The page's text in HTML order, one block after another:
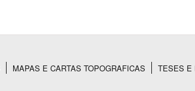
MAPAS E CARTAS TOPOGRAFICAS TESES E